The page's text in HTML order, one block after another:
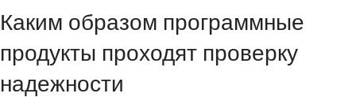
Каким образом программные
продукты проходят проверку
надежности